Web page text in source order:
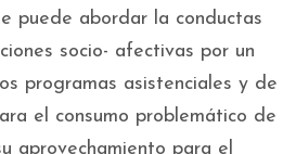
puede abordar la conductas
socio- afectivas por un
programas asistenciales y de
el consumo problemático de
aprovechamiento para el